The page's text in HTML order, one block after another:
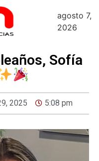
agosto 7,
2026
Sofía
2025 5:08 pm